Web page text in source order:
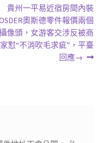
下
一
篇
文
貴州一平易近宿房間內裝
奧斯德零件報價兩個
像頭，女游客交涉反被商
家懟“不消吹毛求疵”，平臺
回應→